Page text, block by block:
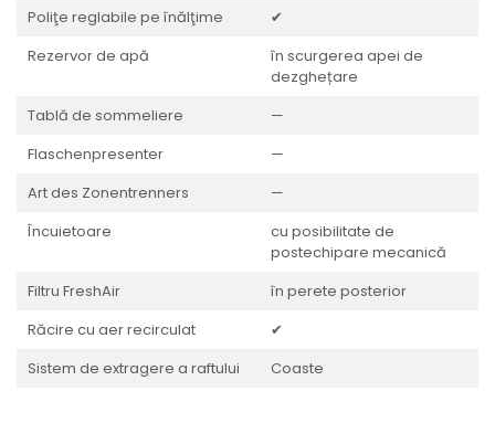
Poliţe reglabile pe înălţime
✔
Rezervor de apă
în scurgerea apei de
dezghețare
Tablă de sommeliere
—
Flaschenpresenter
—
Art des Zonentrenners
—
Încuietoare
cu posibilitate de
postechipare mecanică
Filtru FreshAir
în perete posterior
Răcire cu aer recirculat
✔
Sistem de extragere a raftului
Coaste